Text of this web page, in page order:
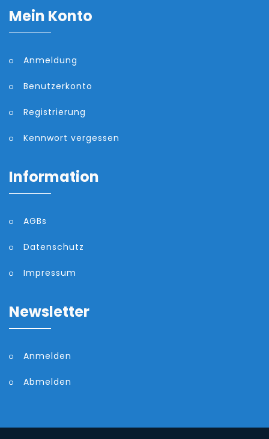
Mein Konto
Anmeldung
Benutzerkonto
Registrierung
Kennwort vergessen
Information
AGBs
Datenschutz
Impressum
Newsletter
Anmelden
Abmelden